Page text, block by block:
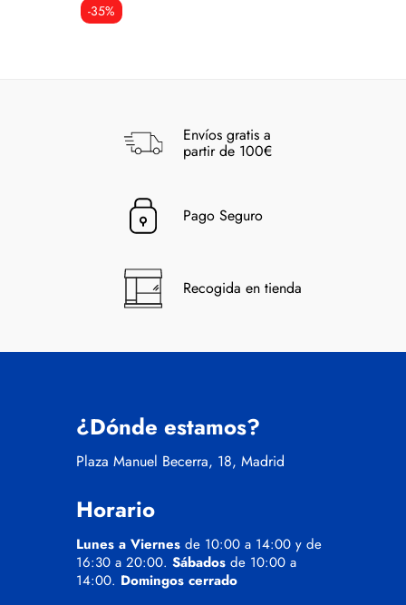
-35%
Envíos gratis a
partir de 100€
Pago Seguro
Recogida en tienda
¿Dónde estamos?
Plaza Manuel Becerra, 18, Madrid
Horario
Lunes a Viernes de 10:00 a 14:00 y de
16:30 a 20:00. Sábados de 10:00 a
14:00. Domingos cerrado